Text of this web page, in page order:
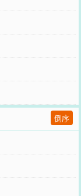
倒序